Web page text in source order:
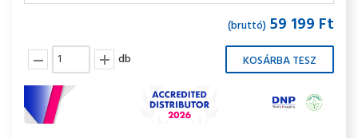
(bruttó) 59 199 Ft
db